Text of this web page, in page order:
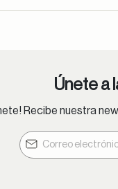
Únete a
Recibe nuestra